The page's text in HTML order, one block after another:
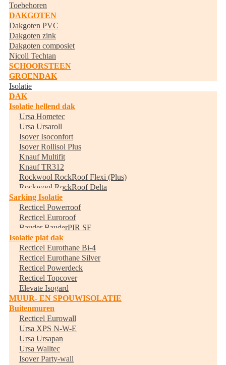
Toebehoren
DAKGOTEN
Dakgoten PVC
Dakgoten zink
Dakgoten composiet
Nicoll Techtan
SCHOORSTEEN
GROENDAK
Isolatie
DAK
Isolatie hellend dak
Ursa Hometec
Ursa Ursaroll
Isover Isoconfort
Isover Rollisol Plus
Knauf Multifit
Knauf TR312
Rockwool RockRoof Flexi (Plus)
Rockwool RockRoof Delta
Sarking Isolatie
Recticel Powerroof
Recticel Euroroof
Bauder BauderPIR SF
Isolatie plat dak
Recticel Eurothane Bi-4
Recticel Eurothane Silver
Recticel Powerdeck
Recticel Topcover
Elevate Isogard
MUUR- EN SPOUWISOLATIE
Buitenmuren
Recticel Eurowall
Ursa XPS N-W-E
Ursa Ursapan
Ursa Walltec
Isover Party-wall